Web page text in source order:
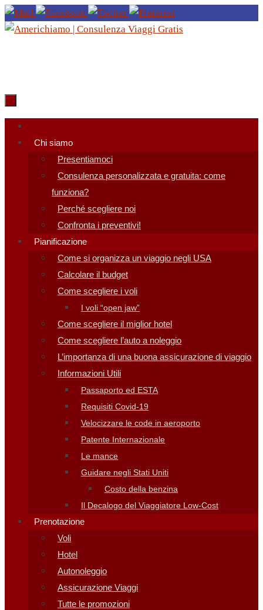
Salta
al
Salta
contenuto
Chi siamo
Presentiamoci
Consulenza personalizzata e gratuita: come
funziona?
Perché scegliere noi
Confronta i preventivi!
Pianificazione
Come si organizza un viaggio negli USA
Calcolare il budget
Come scegliere i voli
I voli “open jaw”
Come scegliere il miglior hotel
Come scegliere l’auto a noleggio
L’importanza di una buona assicurazione di viaggio
Informazioni Utili
Passaporto ed ESTA
Requisiti Covid-19
Velocizzare le code in aeroporto
Patente Internazionale
Le mance
Guidare negli Stati Uniti
Costo della benzina
Il Decalogo del Viaggiatore Low-Cost
Prenotazione
Voli
Hotel
Autonoleggio
Assicurazione Viaggi
Tutte le promozioni